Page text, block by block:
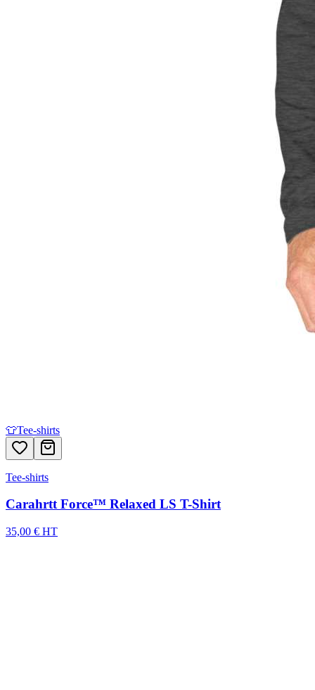
👕Tee-shirts
Tee-shirts
Carahrtt Force™ Relaxed LS T-Shirt
35,00 € HT